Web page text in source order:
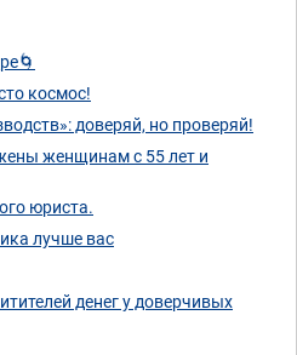
космос!
доверяй, но проверяй!
женщинам с 55 лет и
юриста.
лучше вас
денег у доверчивых